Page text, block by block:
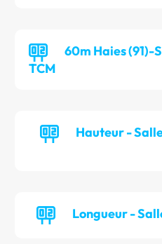
60m Haies (91)-
TCM
Hauteur -
Longueur -